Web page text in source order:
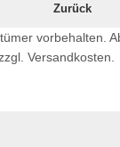
Zurück
vorbehalten.
Versandkosten.